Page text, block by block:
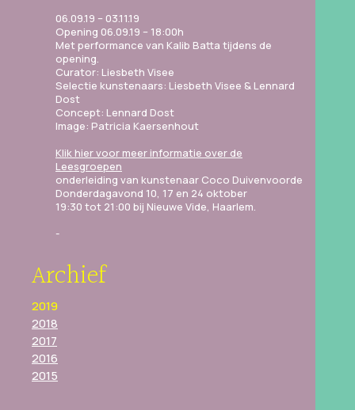
06.09.19 – 03.11.19
Opening 06.09.19 – 18:00h
Met performance van Kalib Batta tijdens de
opening.
Curator: Liesbeth Visee
Selectie kunstenaars: Liesbeth Visee & Lennard
Dost
Concept: Lennard Dost
Image: Patricia Kaersenhout
Klik hier voor meer informatie over de
Leesgroepen
onderleiding van kunstenaar Coco Duivenvoorde
Donderdagavond 10, 17 en 24 oktober
19:30 tot 21:00 bij Nieuwe Vide, Haarlem.
Archief
2019
2018
2017
2016
2015